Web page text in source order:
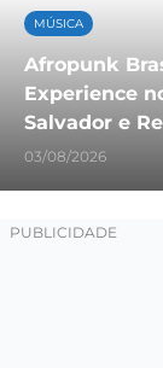
MÚSICA
Afropunk
Experience
Salvador e
03/08/2026